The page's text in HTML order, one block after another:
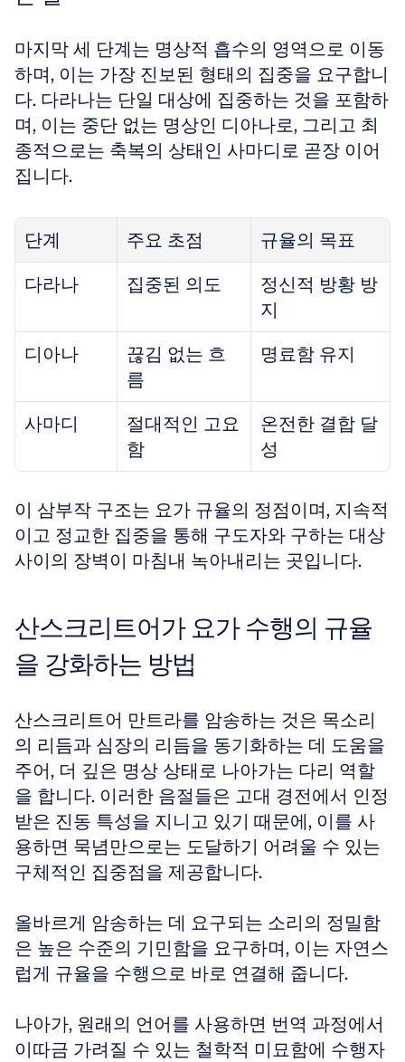
마지막 세 단계는 명상적 흡수의 영역으로 이동
하며, 이는 가장 진보된 형태의 집중을 요구합니
다. 다라나는 단일 대상에 집중하는 것을 포함하
며, 이는 중단 없는 명상인 디아나로, 그리고 최
종적으로는 축복의 상태인 사마디로 곧장 이어
집니다.
단계 주요 초점
규율의 목표
다라나
집중된 의도
정신적 방황 방
지
디아나
끊김 없는 흐
름
명료함 유지
사마디
절대적인 고요
함
온전한 결합 달
성
이 삼부작 구조는 요가 규율의 정점이며, 지속적
이고 정교한 집중을 통해 구도자와 구하는 대상
사이의 장벽이 마침내 녹아내리는 곳입니다.
산스크리트어가 요가 수행의 규율
을 강화하는 방법
산스크리트어 만트라를 암송하는 것은 목소리
의 리듬과 심장의 리듬을 동기화하는 데 도움을
주어, 더 깊은 명상 상태로 나아가는 다리 역할
을 합니다. 이러한 음절들은 고대 경전에서 인정
받은 진동 특성을 지니고 있기 때문에, 이를 사
용하면 묵념만으로는 도달하기 어려울 수 있는
구체적인 집중점을 제공합니다.
올바르게 암송하는 데 요구되는 소리의 정밀함
은 높은 수준의 기민함을 요구하며, 이는 자연스
럽게 규율을 수행으로 바로 연결해 줍니다.
나아가, 원래의 언어를 사용하면 번역 과정에서
이따금 가려질 수 있는 철학적 미묘함에 수행자